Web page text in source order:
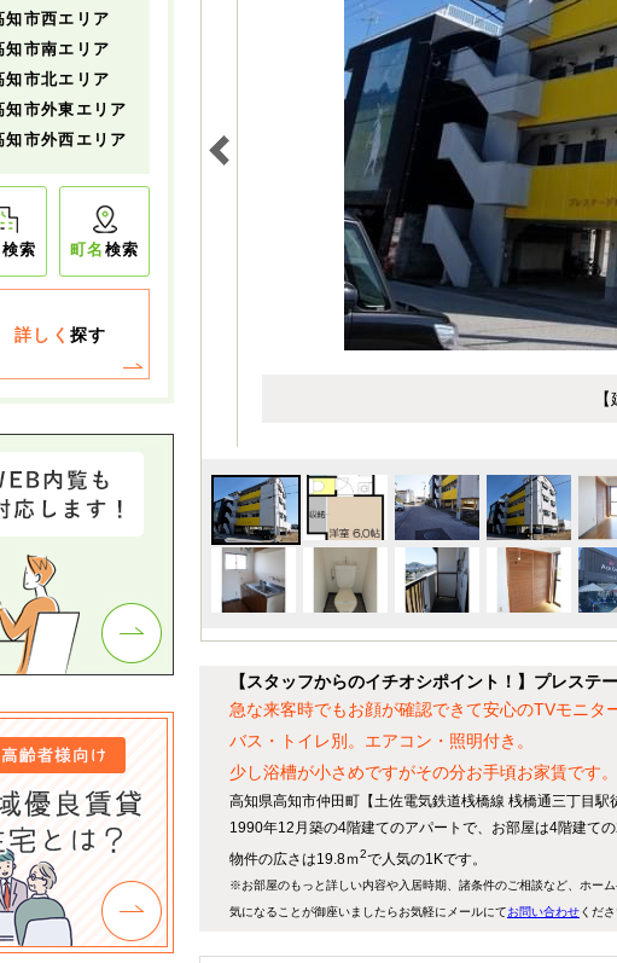
【スタッフからのイチオシポイント！】プレステ
急な来客時でもお顔が確認できて安心のTVモニタ
バス・トイレ別。エアコン・照明付き。
少し浴槽が小さめですがその分お手頃お家賃です
高知県高知市仲田町【土佐電気鉄道桟橋線 桟橋通三丁目駅
1990年12月築の4階建てのアパートで、お部屋は4階建ての
物件の広さは19.8ｍ2で人気の1Kです。
※お部屋のもっと詳しい内容や入居時期、諸条件のご相談など、ホー
気になることが御座いましたらお気軽にメールにてお問い合わせくださ
知市西エリア
知市南エリア
知市北エリア
知市外東エリア
知市外西エリア
検索 町名 検索
詳しく 探す